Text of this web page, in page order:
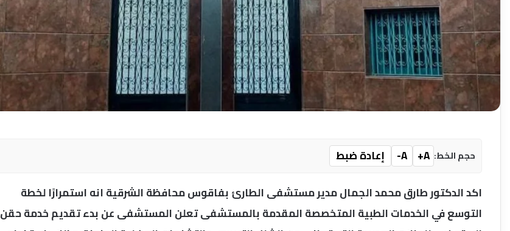
حجم الخط: A+
A-
إعادة ضبط
اكد الدكتور طارق محمد الجمال مدير مستشفى الطارئ بفاقوس محافظة الشرقية انه استمرارًا لخطة
التوسع في الخدمات الطبية المتخصصة المقدمة بالمستشفى تعلن المستشفى عن بدء تقديم خدمة حقن